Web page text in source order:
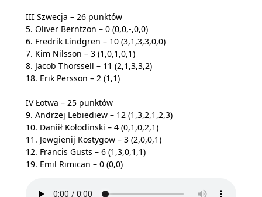
III Szwecja – 26 punktów
5. Oliver Berntzon – 0 (0,0,-,0,0)
6. Fredrik Lindgren – 10 (3,1,3,3,0,0)
7. Kim Nilsson – 3 (1,0,1,0,1)
8. Jacob Thorssell – 11 (2,1,3,3,2)
18. Erik Persson – 2 (1,1)
IV Łotwa – 25 punktów
9. Andrzej Lebiediew – 12 (1,3,2,1,2,3)
10. Daniił Kołodinski – 4 (0,1,0,2,1)
11. Jewgienij Kostygow – 3 (2,0,0,1)
12. Francis Gusts – 6 (1,3,0,1,1)
19. Emil Rimican – 0 (0,0)